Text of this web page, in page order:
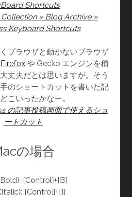
理
由
を
ん
だ
Shortcuts
» Blog Archive »
Keyboard Shortcuts
ブラウザと動かないブラウザ
Firefoxや Gecko エンジンを積
丈夫だとは思いますが。そう
のショートカットを書いた記
こいったかなー。
の記事投稿画面で使えるショ
ートカット
の場合
[Control]+[B]
[Control]+[I]